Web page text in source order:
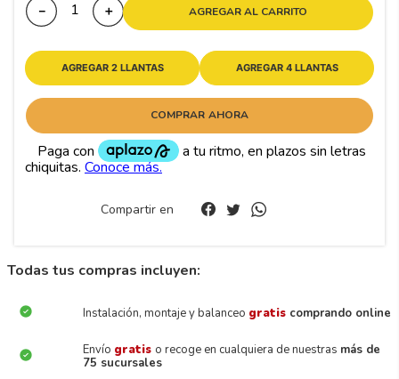
＋
－ AGREGAR AL CARRITO
AGREGAR 2 LLANTAS AGREGAR 4 LLANTAS
COMPRAR AHORA
Compartir en
Todas tus compras incluyen:
Instalación, montaje y balanceo gratis comprando online
Envío gratis o recoge en cualquiera de nuestras más de
75 sucursales